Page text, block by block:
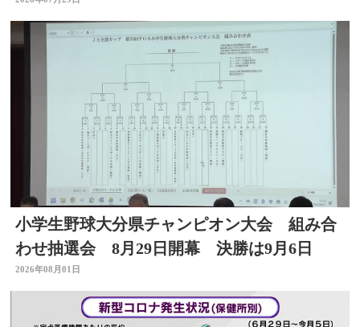
小学生野球大分県チャンピオン大会 組み合
わせ抽選会 8月29日開幕 決勝は9月6日
2026年08月01日